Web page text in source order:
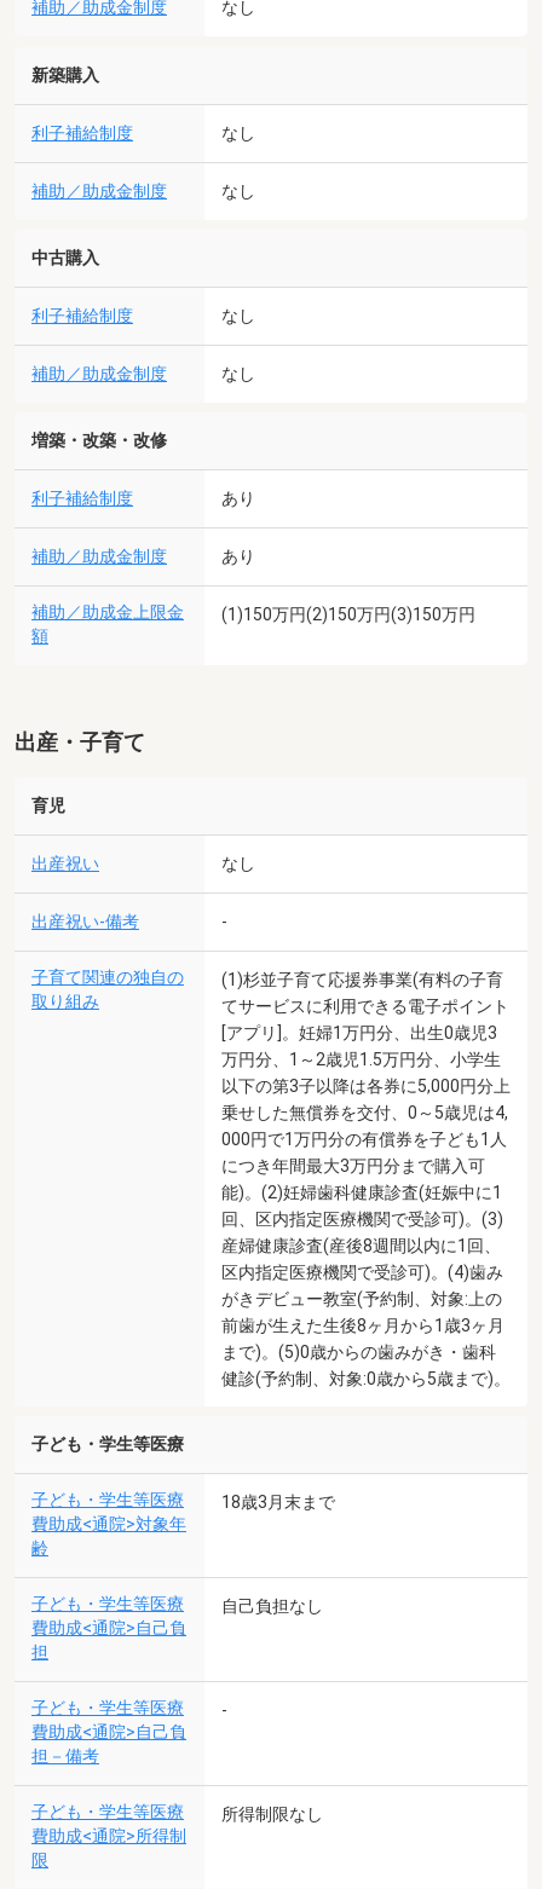
補助／助成金制度 なし
新築購入
利子補給制度 なし
補助／助成金制度 なし
中古購入
利子補給制度 なし
補助／助成金制度 なし
増築・改築・改修
利子補給制度 あり
補助／助成金制度 あり
補助／助成金上限金
額
(1)150万円(2)150万円(3)150万円
出産・子育て
育児
出産祝い なし
出産祝い-備考 -
子育て関連の独自の
取り組み
(1)杉並子育て応援券事業(有料の子育
てサービスに利用できる電子ポイント
[アプリ]。妊婦1万円分、出生0歳児3
万円分、1～2歳児1.5万円分、小学生
以下の第3子以降は各券に5,000円分上
乗せした無償券を交付、0～5歳児は4,
000円で1万円分の有償券を子ども1人
につき年間最大3万円分まで購入可
能)。(2)妊婦歯科健康診査(妊娠中に1
回、区内指定医療機関で受診可)。(3)
産婦健康診査(産後8週間以内に1回、
区内指定医療機関で受診可)。(4)歯み
がきデビュー教室(予約制、対象:上の
前歯が生えた生後8ヶ月から1歳3ヶ月
まで)。(5)0歳からの歯みがき・歯科
健診(予約制、対象:0歳から5歳まで)。
子ども・学生等医療
子ども・学生等医療
費助成<通院>対象年
齢
18歳3月末まで
子ども・学生等医療
費助成<通院>自己負
担
自己負担なし
子ども・学生等医療
費助成<通院>自己負
担－備考
-
子ども・学生等医療
費助成<通院>所得制
限
所得制限なし